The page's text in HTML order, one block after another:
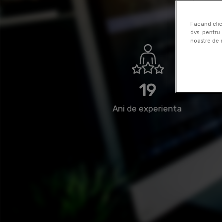
19
Ani de experienta
Facand
dvs.
noastre de